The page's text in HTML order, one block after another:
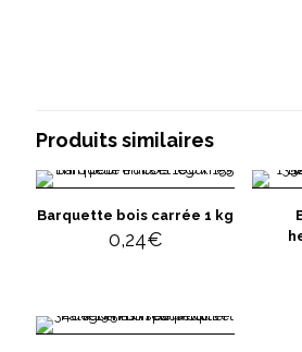
Produits similaires
Barquette bois carrée 1 kg
0,24€